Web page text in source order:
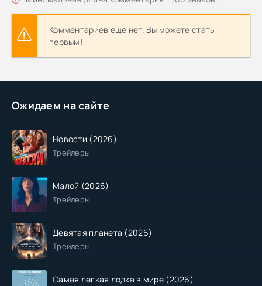
Ожидаем на сайте
Новости (2026)
Трейлеры
Малой (2026)
Трейлеры
Девятая планета (2026)
Трейлеры
Самая легкая лодка в мире (2026)
Комментариев еще нет. Вы можете стать
первым!